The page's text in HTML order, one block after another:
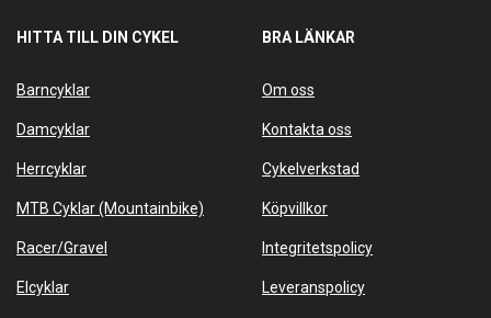
HITTA TILL DIN CYKEL
Barncyklar
Damcyklar
Herrcyklar
MTB Cyklar (Mountainbike)
Racer/Gravel
Elcyklar
BRA LÄNKAR
Om oss
Kontakta oss
Cykelverkstad
Köpvillkor
Integritetspolicy
Leveranspolicy